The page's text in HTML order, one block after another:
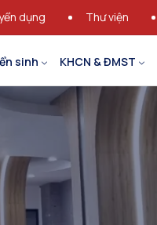
dụng Thư viện
sinh KHCN & ĐMST